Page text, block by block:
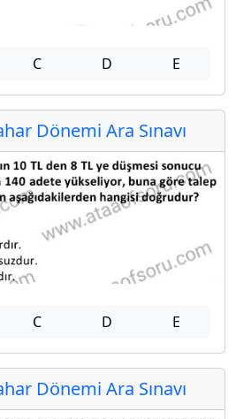
C D E
Dönemi Ara Sınavı
C D E
Dönemi Ara Sınavı